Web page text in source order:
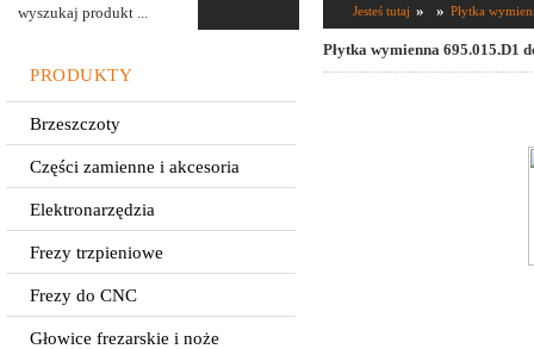
PRODUKTY
Brzeszczoty
Części zamienne i akcesoria
Elektronarzędzia
Frezy trzpieniowe
Frezy do CNC
Głowice frezarskie i noże
Jesteś tutaj » » Płytka
Płytka wymienna 695.015.D1